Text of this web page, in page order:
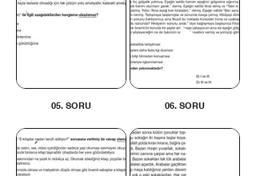
05. SORU 06. SORU